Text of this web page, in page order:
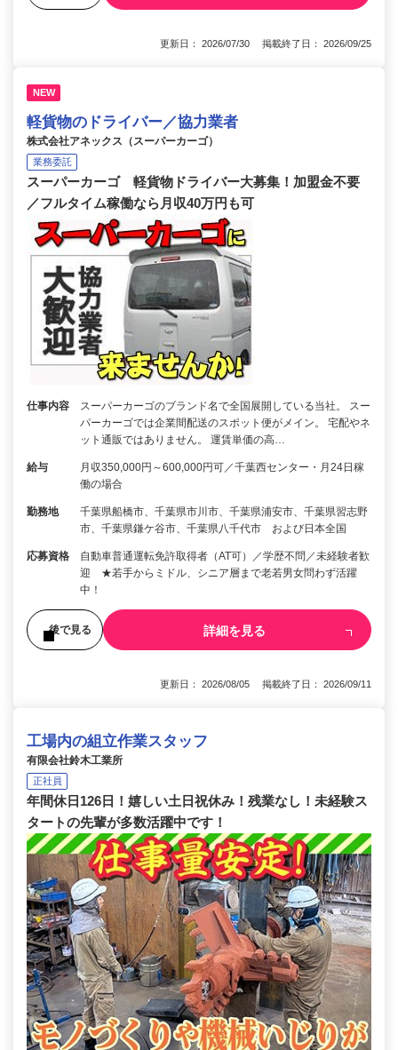
更新日： 2026/07/30 掲載終了日： 2026/09/25
NEW
軽貨物のドライバー／協力業者
株式会社アネックス（スーパーカーゴ）
業務委託
スーパーカーゴ 軽貨物ドライバー大募集！加盟金不要
／フルタイム稼働なら月収40万円も可
仕事内容
スーパーカーゴのブランド名で全国展開している当社。 スー
パーカーゴでは企業間配送のスポット便がメイン。 宅配やネ
ット通販ではありません。 運賃単価の高…
給与
月収350,000円～600,000円可／千葉西センター・月24日稼
働の場合
勤務地
千葉県船橋市、千葉県市川市、千葉県浦安市、千葉県習志野
市、千葉県鎌ケ谷市、千葉県八千代市 および日本全国
応募資格
自動車普通運転免許取得者（AT可）／学歴不問／未経験者歓
迎 ★若手からミドル、シニア層まで老若男女問わず活躍
中！
後で見る 詳細を見る
更新日： 2026/08/05 掲載終了日： 2026/09/11
工場内の組立作業スタッフ
有限会社鈴木工業所
正社員
年間休日126日！嬉しい土日祝休み！残業なし！未経験ス
タートの先輩が多数活躍中です！